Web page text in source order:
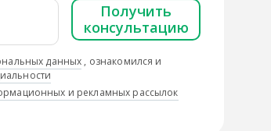
Получить
консультацию
данных , ознакомился и
и рекламных рассылок